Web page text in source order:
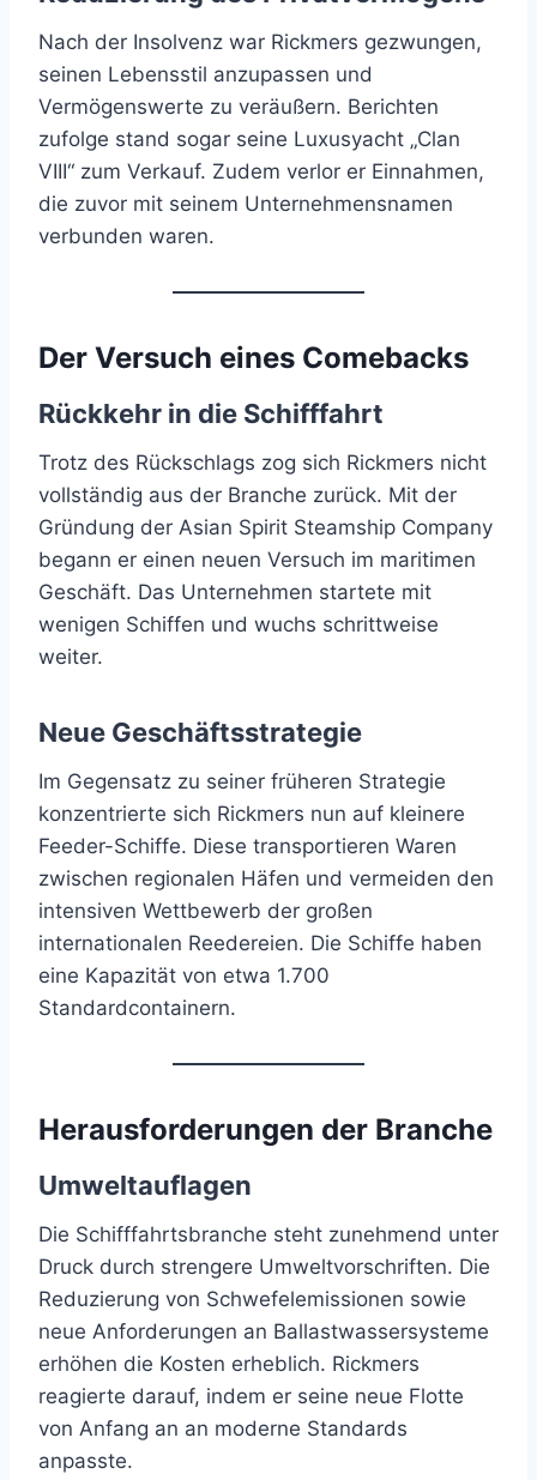
Nach der Insolvenz war Rickmers gezwungen,
seinen Lebensstil anzupassen und
Vermögenswerte zu veräußern. Berichten
zufolge stand sogar seine Luxusyacht „Clan
VIII“ zum Verkauf. Zudem verlor er Einnahmen,
die zuvor mit seinem Unternehmensnamen
verbunden waren.
Der Versuch eines Comebacks
Rückkehr in die Schifffahrt
Trotz des Rückschlags zog sich Rickmers nicht
vollständig aus der Branche zurück. Mit der
Gründung der Asian Spirit Steamship Company
begann er einen neuen Versuch im maritimen
Geschäft. Das Unternehmen startete mit
wenigen Schiffen und wuchs schrittweise
weiter.
Neue Geschäftsstrategie
Im Gegensatz zu seiner früheren Strategie
konzentrierte sich Rickmers nun auf kleinere
Feeder-Schiffe. Diese transportieren Waren
zwischen regionalen Häfen und vermeiden den
intensiven Wettbewerb der großen
internationalen Reedereien. Die Schiffe haben
eine Kapazität von etwa 1.700
Standardcontainern.
Herausforderungen der Branche
Umweltauflagen
Die Schifffahrtsbranche steht zunehmend unter
Druck durch strengere Umweltvorschriften. Die
Reduzierung von Schwefelemissionen sowie
neue Anforderungen an Ballastwassersysteme
erhöhen die Kosten erheblich. Rickmers
reagierte darauf, indem er seine neue Flotte
von Anfang an an moderne Standards
anpasste.